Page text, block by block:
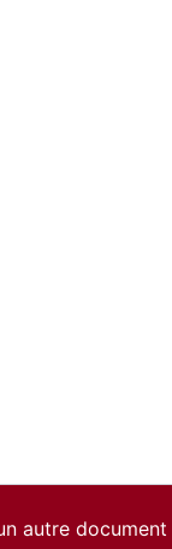
autre document